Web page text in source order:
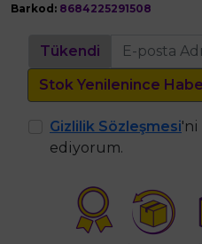
Barkod: 8684225291508
Tükendi
Stok Yenilenince
Gizlilik Sözleşmesi'ni
ediyorum.